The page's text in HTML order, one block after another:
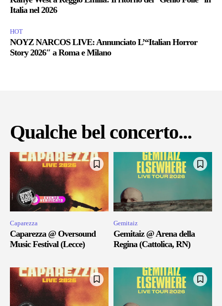
Italia nel 2026
HOT
NOYZ NARCOS LIVE: Annunciato L’“Italian Horror
Story 2026″ a Roma e Milano
Qualche bel concerto...
Caparezza
Caparezza @ Oversound
Music Festival (Lecce)
Gemitaiz
Gemitaiz @ Arena della
Regina (Cattolica, RN)